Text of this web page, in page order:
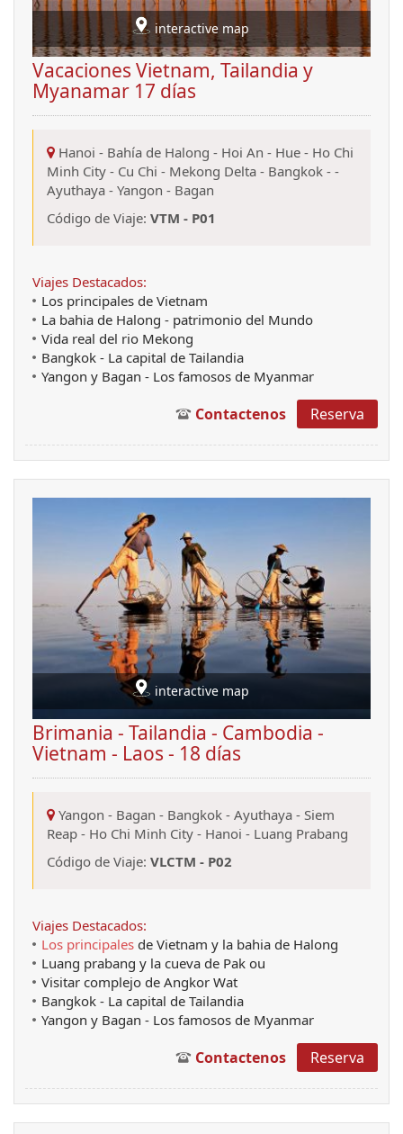
interactive map
Vacaciones Vietnam, Tailandia y
Myanamar 17 días
Hanoi - Bahía de Halong - Hoi An - Hue - Ho Chi
Minh City - Cu Chi - Mekong Delta - Bangkok - -
Ayuthaya - Yangon - Bagan
Código de Viaje: VTM - P01
Viajes Destacados:
Los principales de Vietnam
La bahia de Halong - patrimonio del Mundo
Vida real del rio Mekong
Bangkok - La capital de Tailandia
Yangon y Bagan - Los famosos de Myanmar
Contactenos Reserva
interactive map
Brimania - Tailandia - Cambodia -
Vietnam - Laos - 18 días
Yangon - Bagan - Bangkok - Ayuthaya - Siem
Reap - Ho Chi Minh City - Hanoi - Luang Prabang
Código de Viaje: VLCTM - P02
Viajes Destacados:
Los principales de Vietnam y la bahia de Halong
Luang prabang y la cueva de Pak ou
Visitar complejo de Angkor Wat
Bangkok - La capital de Tailandia
Yangon y Bagan - Los famosos de Myanmar
Contactenos Reserva